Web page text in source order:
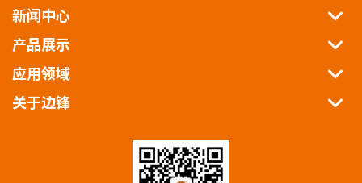
新闻中心
产品展示
应用领域
关于边锋